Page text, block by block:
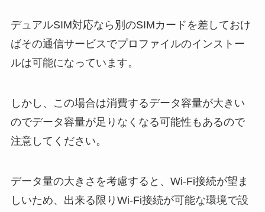
デュアルSIM対応なら別のSIMカードを差しておけ
ばその通信サービスでプロファイルのインストー
ルは可能になっています。
しかし、この場合は消費するデータ容量が大きい
のでデータ容量が足りなくなる可能性もあるので
注意してください。
データ量の大きさを考慮すると、Wi-Fi接続が望ま
しいため、出来る限りWi-Fi接続が可能な環境で設